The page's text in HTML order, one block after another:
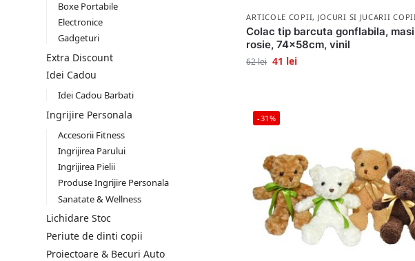
ARTICOLE COPII, JOCURI SI JUCARII
Colac tip barcuta gonflabila,
rosie, 74x58cm, vinil
62lei 41 lei
-31%
Boxe Portabile
Electronice
Gadgeturi
Extra Discount
Idei Cadou
Idei Cadou Barbati
Ingrijire Personala
Accesorii Fitness
Ingrijirea Parului
Ingrijirea Pielii
Produse Ingrijire Personala
Sanatate & Wellness
Lichidare Stoc
Periute de dinti copii
Proiectoare & Becuri Auto